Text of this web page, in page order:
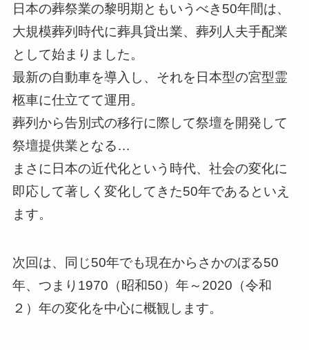
日本の葬祭業の黎明期ともいうべき50年間は、
大規模葬列時代に葬具貸出業、葬列人夫手配業
として始まりました。
最新の自動車を導入し、それを日本型の宮型霊
柩車に仕立てて運用。
葬列から告別式の移行に際して祭壇を開発して
祭壇提供業となる…
まさに日本の近代化という時代、社会の変化に
即応して著しく変化してきた50年であるといえ
ます。
次回は、同じ50年でも現在からさかのぼる50
年、つまり1970（昭和50）年～2020（令和
２）年の変化を中心に概観します。